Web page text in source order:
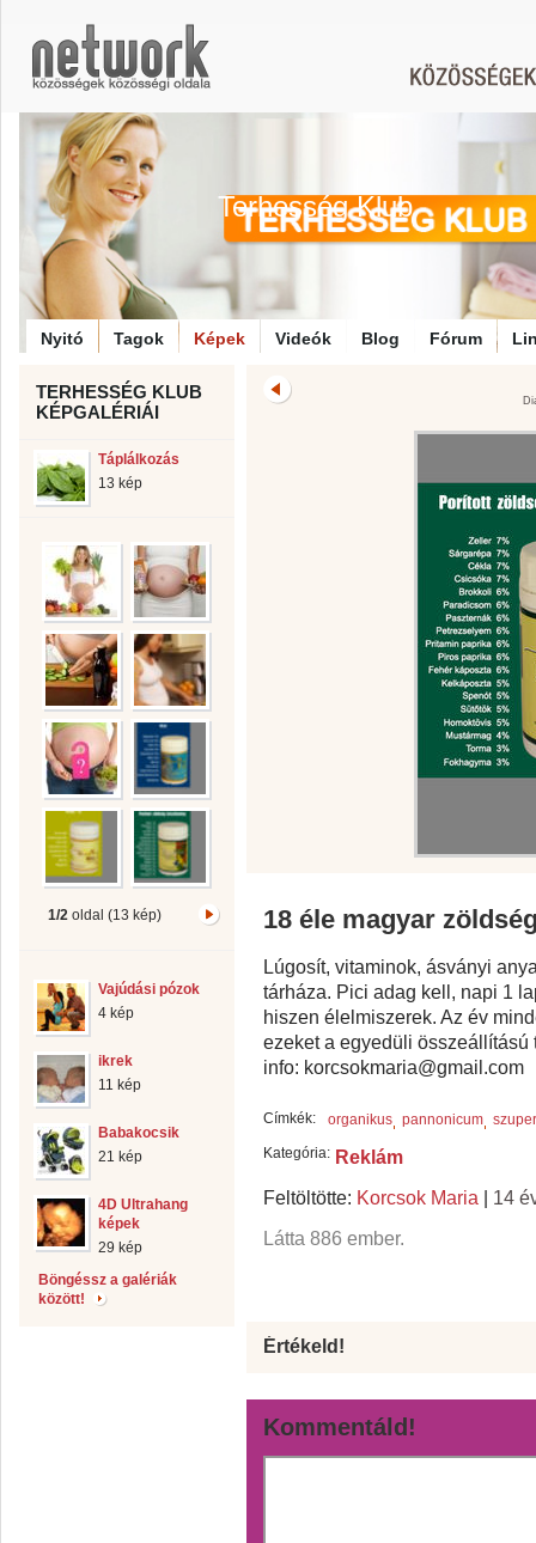
Terhesség Klub
Nyitó Tagok Képek Videók Blog Fórum
TERHESSÉG KLUB
KÉPGALÉRIÁI
Táplálkozás
13 kép
1/2oldal (13 kép)
Vajúdási pózok
4 kép
ikrek
11 kép
Babakocsik
21 kép
4D Ultrahang
képek
29 kép
Böngéssz a galériák
között!
18 éle magyar
Lúgosít, vitaminok, ásványi
tárháza. Pici adag kell, napi 1
hiszen élelmiszerek. Az év
ezeket a egyedüli összeállítású
info: korcsokmaria@gmail.com
Címkék: organikus pannonicum
Kategória: Reklám
Feltöltötte: Korcsok Maria | 14
Látta 886 ember.
Értékeld!
Kommentáld!